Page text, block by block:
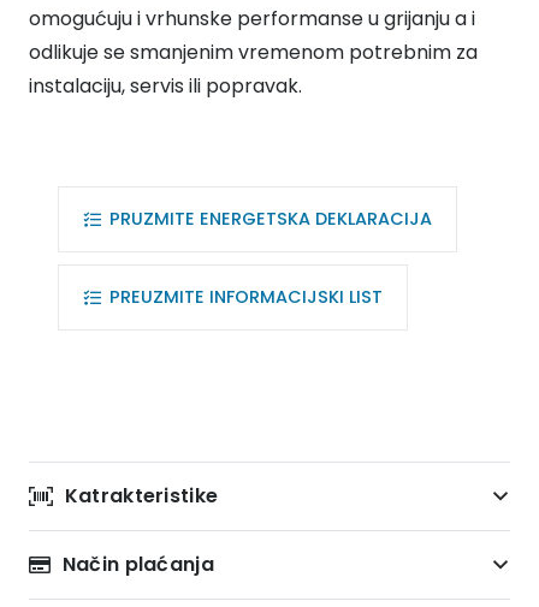
omogućuju i vrhunske performanse u grijanju a i
odlikuje se smanjenim vremenom potrebnim za
instalaciju, servis ili popravak.
PRUZMITE ENERGETSKA DEKLARACIJA
PREUZMITE INFORMACIJSKI LIST
Katrakteristike
Način plaćanja